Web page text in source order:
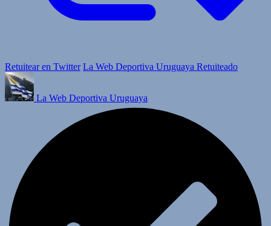
Retuitear en Twitter La Web Deportiva Uruguaya Retuiteado
La Web Deportiva Uruguaya